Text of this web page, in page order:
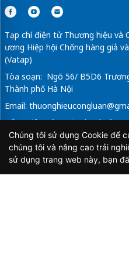
Tạp chí điện tử Thương hiệu và
ương Hiệp hội Chống hàng giả
(Vatap)
Tòa soạn: Ngõ 56/ B5D6
Thành phố Hà Nội
Email:
Tổng Biên Tập: Vũ Đức Thuận
Giấy phép hoạt động báo chí
Thông tin và Truyền thông cấp
Chúng tôi sử dụng Cookie để
chúng tôi và nâng cao trải
sử dụng trang web này, bạn